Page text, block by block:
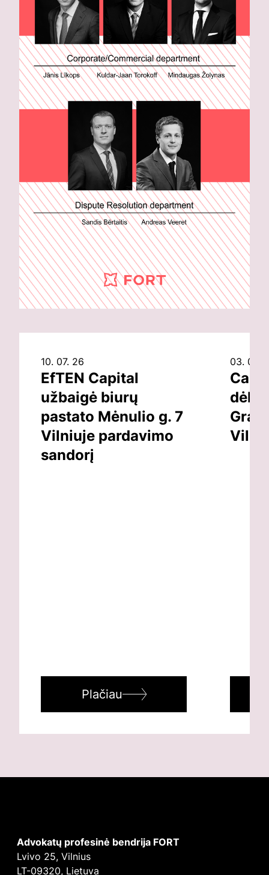
10. 07. 26
EfTEN Capital
užbaigė biurų
pastato Mėnulio g. 7
Vilniuje pardavimo
sandorį
Plačiau
03. 07.
dėl
Advokatų profesinė bendrija FORT
Lvivo 25, Vilnius
LT-09320, Lietuva